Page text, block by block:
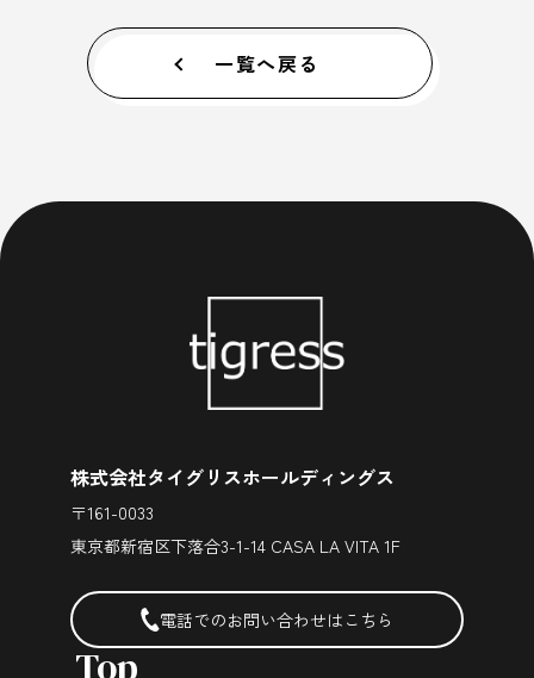
一覧へ戻る
株式会社タイグリスホールディングス
〒161-0033
東京都新宿区下落合3-1-14 CASA LA VITA 1F
電話でのお問い合わせはこちら